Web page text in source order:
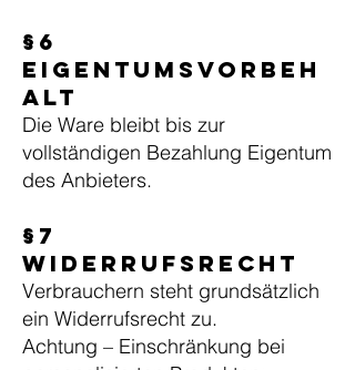
§6
Eigentumsvorbeh
alt
Die Ware bleibt bis zur
vollständigen Bezahlung Eigentum
des Anbieters.
§7
Widerrufsrecht
Verbrauchern steht grundsätzlich
ein Widerrufsrecht zu.
Achtung – Einschränkung bei